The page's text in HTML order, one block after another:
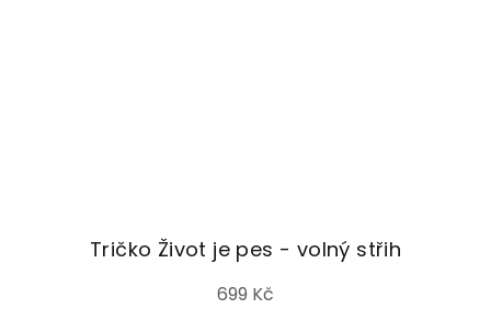
Tričko Život je pes - volný střih
699 Kč